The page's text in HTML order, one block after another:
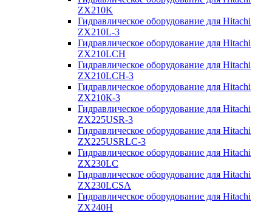
ZX210K
Гидравлическое оборудование для Hitachi
ZX210L-3
Гидравлическое оборудование для Hitachi
ZX210LCH
Гидравлическое оборудование для Hitachi
ZX210LCH-3
Гидравлическое оборудование для Hitachi
ZX210К-3
Гидравлическое оборудование для Hitachi
ZX225USR-3
Гидравлическое оборудование для Hitachi
ZX225USRLC-3
Гидравлическое оборудование для Hitachi
ZX230LC
Гидравлическое оборудование для Hitachi
ZX230LCSA
Гидравлическое оборудование для Hitachi
ZX240H